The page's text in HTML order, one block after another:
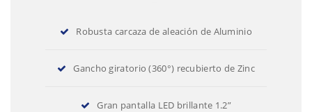
Robusta carcaza de aleación de Aluminio
Gancho giratorio (360°) recubierto de Zinc
Gran pantalla LED brillante 1.2”